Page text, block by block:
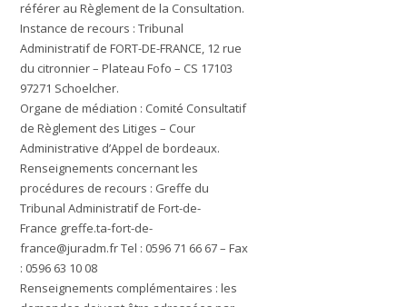
référer au Règlement de la Consultation.
Instance de recours : Tribunal
Administratif de FORT-DE-FRANCE, 12 rue
du citronnier – Plateau Fofo – CS 17103
97271 Schoelcher.
Organe de médiation : Comité Consultatif
de Règlement des Litiges – Cour
Administrative d’Appel de bordeaux.
Renseignements concernant les
procédures de recours : Greffe du
Tribunal Administratif de Fort-de-
France greffe.ta-fort-de-
france@juradm.frTel : 0596 71 66 67 – Fax
: 0596 63 10 08
Renseignements complémentaires : les